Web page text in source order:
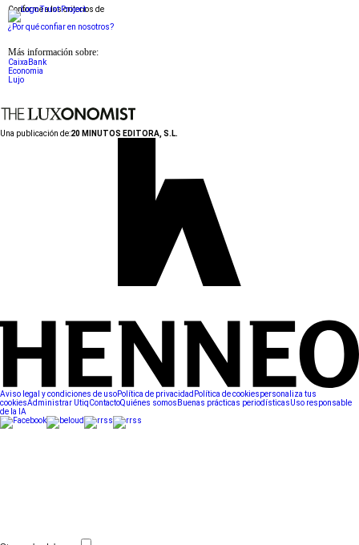
Conforme a los criterios de
¿Por qué confiar en nosotros?
Más información sobre:
CaixaBank
Economia
Lujo
Una publicación de:20 MINUTOS EDITORA, S.L.
Aviso legal y condiciones de usoPolítica de privacidad Política de cookiespersonaliza tus
cookiesAdministrar UtiqContactoQuiénes somos Buenas prácticas periodísticasUso responsable
de la IA